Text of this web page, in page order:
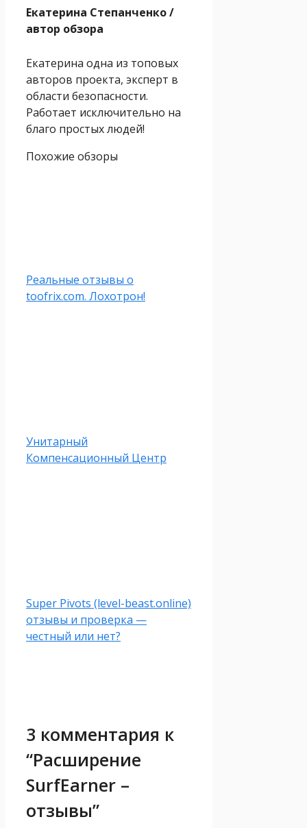
Екатерина Степанченко/
автор обзора
Екатерина одна из топовых
авторов проекта, эксперт в
области безопасности.
Работает исключительно на
благо простых людей!
Похожие обзоры
Реальные отзывы о
toofrix.com. Лохотрон!
Унитарный
Компенсационный Центр
Super Pivots (level-beast.online)
отзывы и проверка —
честный или нет?
3 комментария к
“Расширение
SurfEarner –
отзывы”